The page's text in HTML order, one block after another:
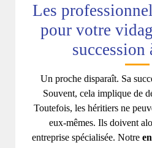
Les
pour votre
succession
Un proche disparaît. Sa
Souvent, cela implique de
Toutefois, les héritiers ne
eux-mêmes. Ils doivent
entreprise spécialisée. Notre